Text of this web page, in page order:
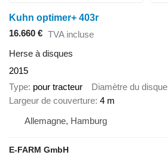
Kuhn optimer+ 403r
16.660 € TVA incluse
Herse à disques
2015
Type pour tracteur Diamètre du disque
Largeur de couverture 4 m
Allemagne, Hamburg
E-FARM GmbH